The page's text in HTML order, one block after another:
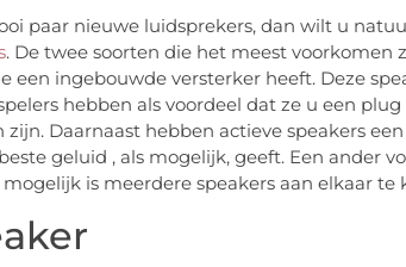
paar nieuwe luidsprekers, dan wilt u
. De twee soorten die het meest voorkomen
een ingebouwde versterker heeft. Deze
hebben als voordeel dat ze u een
Daarnaast hebben actieve speakers
geluid , als mogelijk, geeft. Een ander
is meerdere speakers aan elkaar te